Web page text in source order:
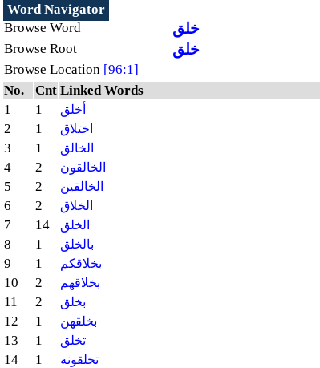
Word Navigator
Browse Word
خلق
Browse Root خلق
Browse Location [96:1]
No.
Cnt Linked Words
1
1 أخلق
2 1 اختلاق
3 1 الخالق
4 2 الخالقون
5 2 الخالقين
6 2 الخلاق
7 14 الخلق
8 1 بالخلق
9 1 بخلاقكم
10 2 بخلاقهم
11 2 بخلق
12 1 بخلقهن
13 1 تخلق
14 1 تخلقونه